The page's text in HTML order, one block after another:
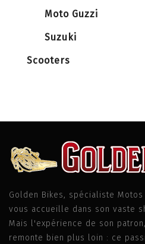
Moto Guzzi
Suzuki
Scooters
Golden Bikes, spécialiste
vous accueille dans son vaste
Mais l'expérience de son
remonte bien plus loin : ce